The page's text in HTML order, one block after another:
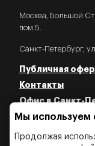
Москва, Большой
пом.5.
Санкт-Петербург,
Публичная
Контакты
Офис в Санкт-
Политика
Политика об
Мы используем
Продолжая